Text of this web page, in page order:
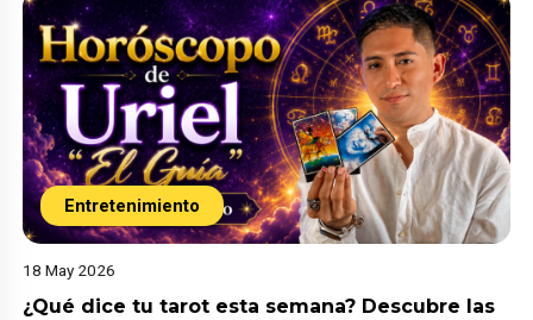
Entretenimiento
18 May 2026
¿Qué dice tu tarot esta semana? Descubre las